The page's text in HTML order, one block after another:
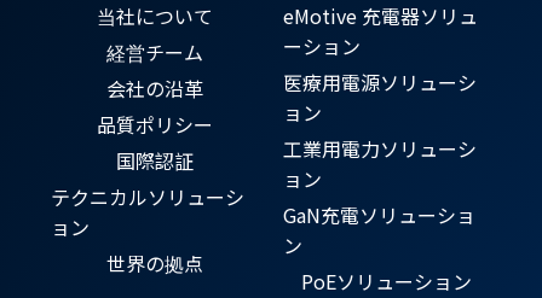
当社について
経営チーム
会社の沿革
品質ポリシー
国際認証
テクニカルソリューシ
ョン
世界の拠点
eMotive 充電器ソリュ
ーション
医療用電源ソリューシ
ョン
工業用電力ソリューシ
ョン
GaN充電ソリューショ
ン
PoEソリューション